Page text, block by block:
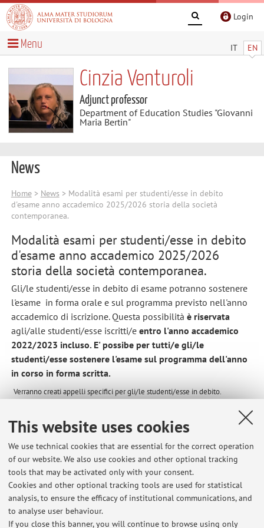
This website uses cookies
We use technical cookies that are essential for the correct operation
of our website. We also use cookies and other optional tracking
tools that may be activated only with your consent.
Cookies and other optional tracking tools are used for statistical
analysis, to ensure the efficacy of institutional communications, and
to analyse user behaviour.
If you close this banner, you will continue to browse using only
Login
IT EN
Menu
Cinzia Venturoli
Adjunct professor
Department of Education Studies "Giovanni
Maria Bertin"
News
Home> News > Modalità esami per studenti/esse in debito
d'esame anno accademico 2025/2026 storia della società
contemporanea.
Modalità esami per studenti/esse in debito
d'esame anno accademico 2025/2026
storia della società contemporanea.
Gli/le studenti/esse in debito di esame potranno sostenere
l'esame in forma orale e sul programma previsto nell'anno
accademico di iscrizione. Questa possibilità è riservata
agli/alle studenti/esse iscritti/e entro l'anno accademico
2022/2023 incluso. E' possibe per tutti/e gli/le
studenti/esse sostenere l'esame sul programma dell'anno
in corso in forma scritta.
Verranno creati appelli specifici per gli/le studenti/esse in debito.
Per qualsiasi informazione è possibile mandare una mail
cinzia.venturoli@unibo.it
Published on: December 10 2025
Latest news